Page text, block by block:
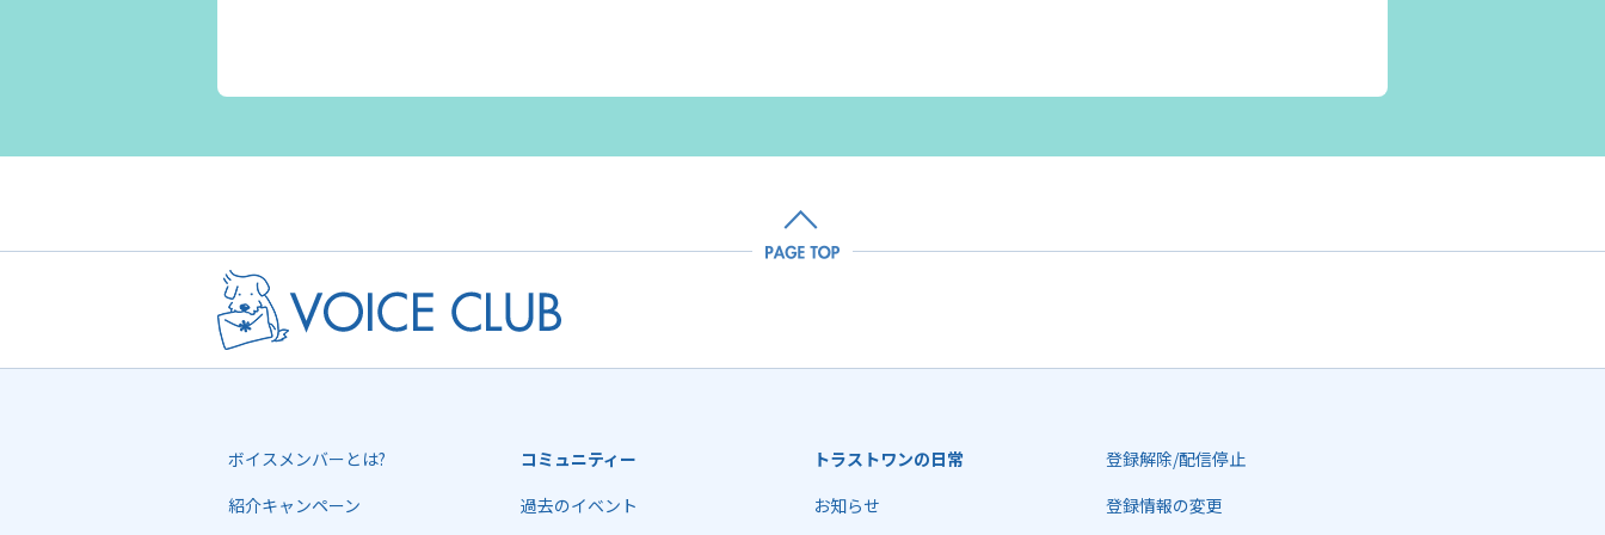
ボイスメンバーとは?
紹介キャンペーン
コミュニティー
過去のイベント
トラストワンの日常
お知らせ
登録解除/配信停止
登録情報の変更